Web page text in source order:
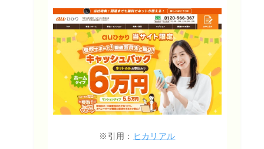
※引用： ヒカリアル